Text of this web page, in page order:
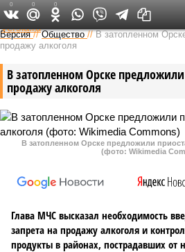
Федеральный
Версия //Общество //В затопленном
продажу алкоголя
В затопленном Орске
продажу алкоголя
В затопленном Орске предложили
(фото: Wikimedia
Глава МЧС высказал необходимость
запрета на продажу алкоголя и
продукты в районах, пострадавших от
0 0 0